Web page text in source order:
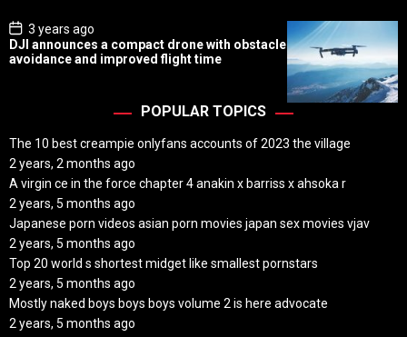
P
o
s
t
3 years ago
DJI announces a compact drone with obstacle
avoidance and improved flight time
POPULAR TOPICS
The 10 best creampie onlyfans accounts of 2023 the village
2 years, 2 months ago
A virgin ce in the force chapter 4 anakin x barriss x ahsoka r
2 years, 5 months ago
Japanese porn videos asian porn movies japan sex movies vjav
2 years, 5 months ago
Top 20 world s shortest midget like smallest pornstars
2 years, 5 months ago
Mostly naked boys boys boys volume 2 is here advocate
2 years, 5 months ago